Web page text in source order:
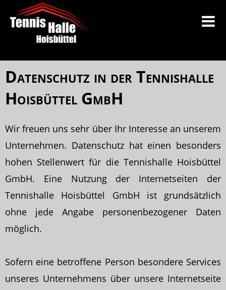
Datenschutz in der Tennishalle
Hoisbüttel GmbH
Wir freuen uns sehr über Ihr Interesse an unserem
Unternehmen. Datenschutz hat einen besonders
hohen Stellenwert für die Tennishalle Hoisbüttel
GmbH. Eine Nutzung der Internetseiten der
Tennishalle Hoisbüttel GmbH ist grundsätzlich
ohne jede Angabe personenbezogener Daten
möglich.
Sofern eine betroffene Person besondere Services
unseres Unternehmens über unsere Internetseite